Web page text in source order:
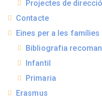
Projectes de direcció
Contacte
Eines per a les famílies
Bibliografia
Infantil
Primaria
Erasmus